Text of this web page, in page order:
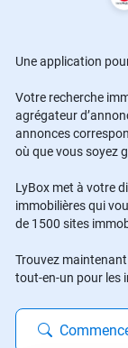
Une application
Votre recherche
agrégateur
annonces
où que vous soyez
LyBox met à votre
immobilières qui
de 1500 sites
Trouvez
tout-en-un pour les